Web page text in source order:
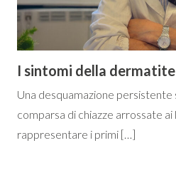
I sintomi della
Una desquamazione persistente
comparsa di chiazze arrossate
rappresentare i primi […]